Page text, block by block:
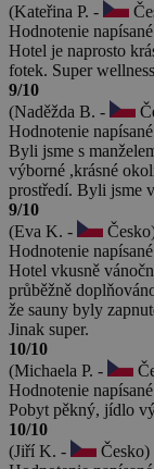
(Kateřina P. -
Hodnotenie
Hotel je naprosto
fotek. Super
9/10
(Naděžda B. -
Hodnotenie
Byli jsme s
výborné ,krásné
prostředí. Byli jsme
9/10
(Eva K. -
Hodnotenie
Hotel vkusně
průběžně
že sauny byly
Jinak super.
10/10
(Michaela P. -
Hodnotenie
Pobyt pěkný, jídlo
10/10
(Jiří K. -
Česko)